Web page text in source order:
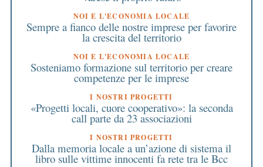
NOI E L'ECONOMIA LOCALE
Sempre a fianco delle nostre imprese per favorire
la crescita del territorio
NOI E L'ECONOMIA LOCALE
Sosteniamo formazione sul territorio per creare
competenze per le imprese
I NOSTRI PROGETTI
«Progetti locali, cuore cooperativo»: la seconda
call parte da 23 associazioni
I NOSTRI PROGETTI
Dalla memoria locale a un’azione di sistema il
libro sulle vittime innocenti fa rete tra le Bcc